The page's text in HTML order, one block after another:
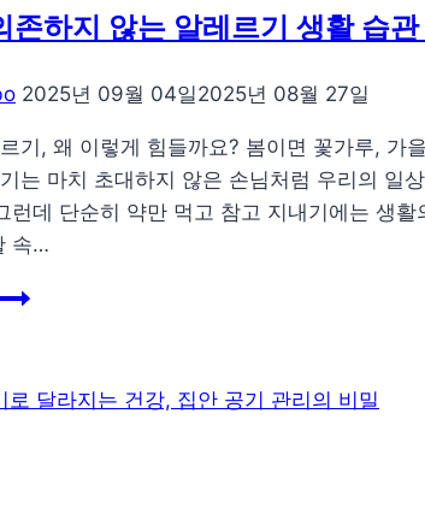
존하지 않는 알레르기 생활 습
2025년 09월 04일2025년 08월 27일
기, 왜 이렇게 힘들까요? 봄이면 꽃가루,
는 마치 초대하지 않은 손님처럼 우리의 일
런데 단순히 약만 먹고 참고 지내기에는 생
속…